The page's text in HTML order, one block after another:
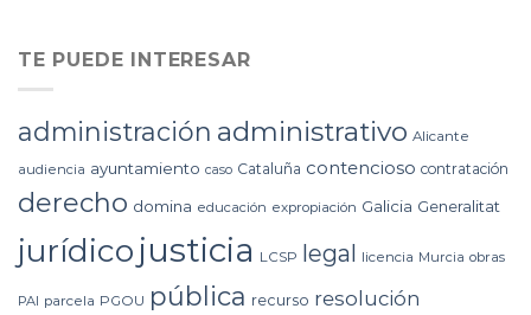
TE PUEDE INTERESAR
administración administrativo Alicante
audiencia ayuntamiento caso Cataluña contencioso contratación
derecho domina educación expropiación Galicia Generalitat
jurídico justicia LCSP legal licencia Murcia obras
PAI parcela PGOU pública recurso resolución